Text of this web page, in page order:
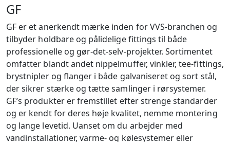
GF
GF er et anerkendt mærke inden for VVS-branchen og
tilbyder holdbare og pålidelige fittings til både
professionelle og gør-det-selv-projekter. Sortimentet
omfatter blandt andet nippelmuffer, vinkler, tee-fittings,
brystnipler og flanger i både galvaniseret og sort stål,
der sikrer stærke og tætte samlinger i rørsystemer.
GF’s produkter er fremstillet efter strenge standarder
og er kendt for deres høje kvalitet, nemme montering
og lange levetid. Uanset om du arbejder med
vandinstallationer, varme- og kølesystemer eller